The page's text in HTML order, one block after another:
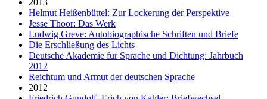
Helmut Heißenbüttel: Zur Lockerung der Perspektive
Jesse Thoor: Das Werk
Ludwig Greve: Autobiographische Schriften und Briefe
Die Erschließung des Lichts
Deutsche Akademie für Sprache und Dichtung: Jahrbuch
2012
Reichtum und Armut der deutschen Sprache
2012